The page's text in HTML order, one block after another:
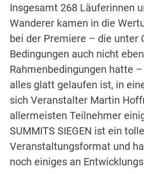
Insgesamt 268 Läuferinnen
Wanderer kamen in die
bei der Premiere – die unter
Bedingungen auch nicht
Rahmenbedingungen hatte
alles glatt gelaufen ist, in
sich Veranstalter Martin
allermeisten Teilnehmer
SUMMITS SIEGEN ist ein
Veranstaltungsformat und
noch einiges an